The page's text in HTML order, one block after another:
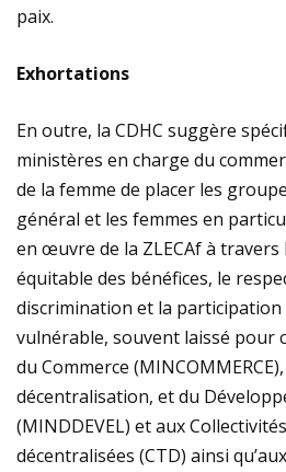
paix.
Exhortations
En outre, la CDHC suggère
ministères en charge du
de la femme de placer les
général et les femmes en
en œuvre de la ZLECAf à
équitable des bénéfices, le
discrimination et la participation
vulnérable, souvent laissé pour
du Commerce
décentralisation, et du
(MINDDEVEL) et aux
décentralisées (CTD) ainsi